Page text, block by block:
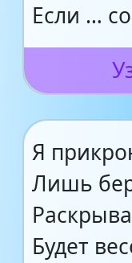
Если …
Я
Лишь
Будет